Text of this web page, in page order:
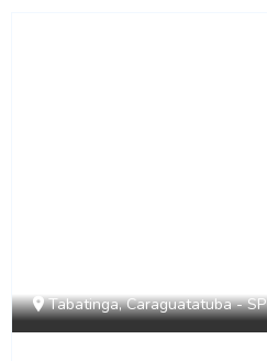
Tabatinga, Caraguatatuba - SP